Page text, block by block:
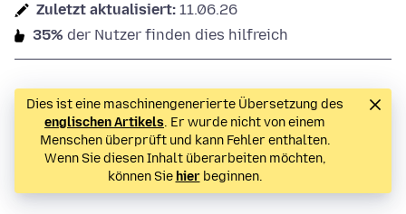
Zuletzt aktualisiert: 11.06.26
35% der Nutzer finden dies hilfreich
Dies ist eine maschinengenerierte Übersetzung des
englischen Artikels. Er wurde nicht von einem
Menschen überprüft und kann Fehler enthalten.
Wenn Sie diesen Inhalt überarbeiten möchten,
können Sie hierbeginnen.